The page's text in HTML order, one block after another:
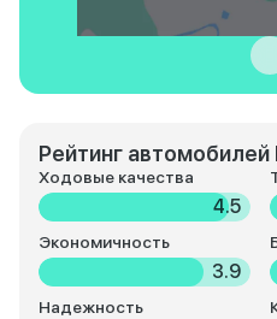
Рейтинг автомобилей
Ходовые качества
4.5
Экономичность
3.9
Надежность